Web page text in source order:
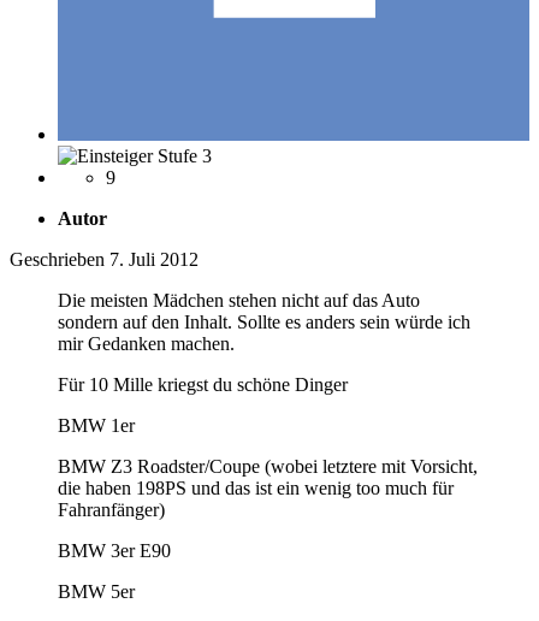
9
Autor
Geschrieben 7. Juli 2012
Die meisten Mädchen stehen nicht auf das Auto
sondern auf den Inhalt. Sollte es anders sein würde ich
mir Gedanken machen.
Für 10 Mille kriegst du schöne Dinger
BMW 1er
BMW Z3 Roadster/Coupe (wobei letztere mit Vorsicht,
die haben 198PS und das ist ein wenig too much für
Fahranfänger)
BMW 3er E90
BMW 5er